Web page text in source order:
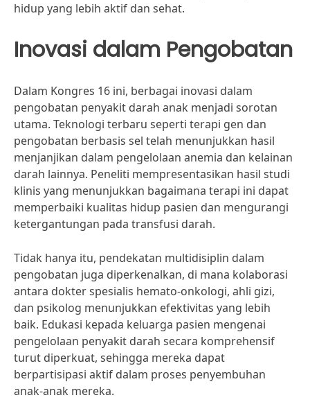
hidup yang lebih aktif dan sehat.
Inovasi dalam Pengobatan
Dalam Kongres 16 ini, berbagai inovasi dalam
pengobatan penyakit darah anak menjadi sorotan
utama. Teknologi terbaru seperti terapi gen dan
pengobatan berbasis sel telah menunjukkan hasil
menjanjikan dalam pengelolaan anemia dan kelainan
darah lainnya. Peneliti mempresentasikan hasil studi
klinis yang menunjukkan bagaimana terapi ini dapat
memperbaiki kualitas hidup pasien dan mengurangi
ketergantungan pada transfusi darah.
Tidak hanya itu, pendekatan multidisiplin dalam
pengobatan juga diperkenalkan, di mana kolaborasi
antara dokter spesialis hemato-onkologi, ahli gizi,
dan psikolog menunjukkan efektivitas yang lebih
baik. Edukasi kepada keluarga pasien mengenai
pengelolaan penyakit darah secara komprehensif
turut diperkuat, sehingga mereka dapat
berpartisipasi aktif dalam proses penyembuhan
anak-anak mereka.